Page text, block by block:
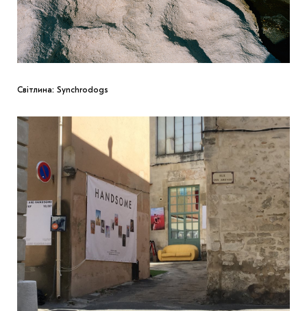
Світлина: Synchrodogs